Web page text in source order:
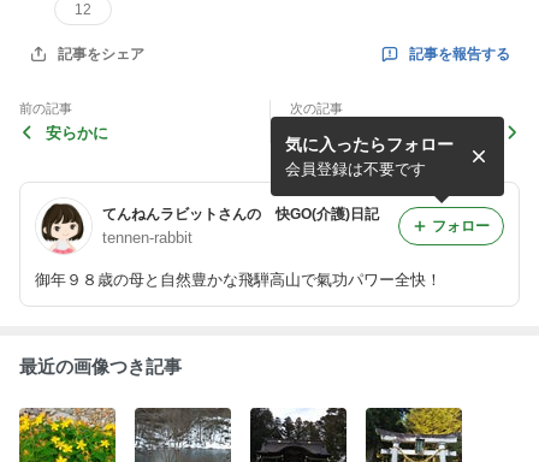
12
記事をシェア 記事を報告する
前の記事
安らかに
次の記事
バージョンアップ神鳳遊歩功
てんねんラビットさんの 快GO(介護)日記
tennen-rabbit
御年９８歳の母と自然豊かな飛騨高山で氣功パワー全快！
気に入ったらフォロー
会員登録は不要です
フォロー
最近の画像つき記事